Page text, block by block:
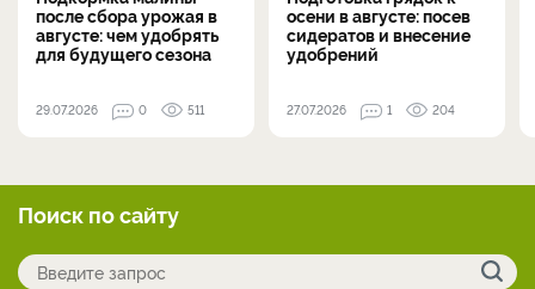
после сбора урожая в
августе: чем удобрять
для будущего сезона
29.07.2026 0 511
осени в августе: посев
сидератов и внесение
удобрений
27.07.2026 1 204
Поиск по сайту